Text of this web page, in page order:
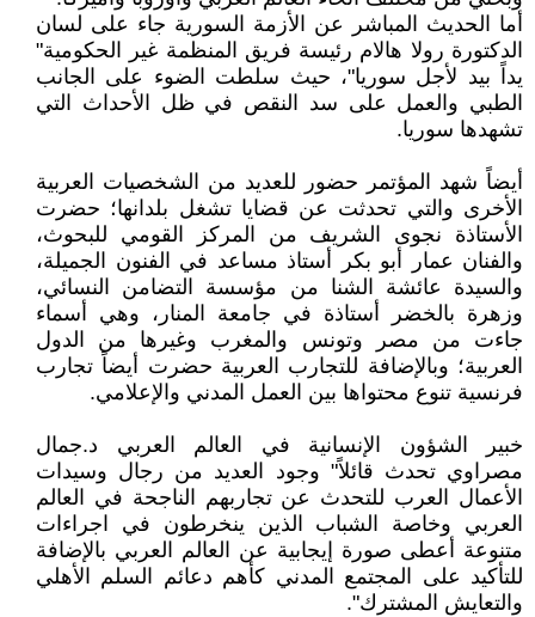
أما الحديث المباشر عن الأزمة السورية جاء على لسان
الدكتورة رولا هالام رئيسة فريق المنظمة غير الحكومية"
يداً بيد لأجل سوريا"، حيث سلطت الضوء على الجانب
الطبي والعمل على سد النقص في ظل الأحداث التي
تشهدها سوريا.
أيضاً شهد المؤتمر حضور للعديد من الشخصيات العربية
الأخرى والتي تحدثت عن قضايا تشغل بلدانها؛ حضرت
الأستاذة نجوى الشريف من المركز القومي للبحوث،
والفنان عمار أبو بكر أستاذ مساعد في الفنون الجميلة،
والسيدة عائشة الشنا من مؤسسة التضامن النسائي،
وزهرة بالخضر أستاذة في جامعة المنار، وهي أسماء
جاءت من مصر وتونس والمغرب وغيرها من الدول
العربية؛ وبالإضافة للتجارب العربية حضرت أيضاً تجارب
فرنسية تنوع محتواها بين العمل المدني والإعلامي.
خبير الشؤون الإنسانية في العالم العربي د.جمال
مصراوي تحدث قائلاً" وجود العديد من رجال وسيدات
الأعمال العرب للتحدث عن تجاربهم الناجحة في العالم
العربي وخاصة الشباب الذين ينخرطون في اجراءات
متنوعة أعطى صورة إيجابية عن العالم العربي بالإضافة
للتأكيد على المجتمع المدني كأهم دعائم السلم الأهلي
والتعايش المشترك".